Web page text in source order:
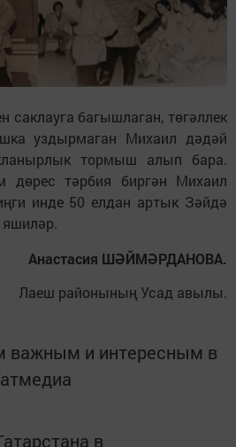
саклауга багышлаган, төгәллек
уздырмаган Михаил дәдәй
тормыш алып бара.
дөрес тәрбия биргән Михаил
инде 50 елдан артык Зәйдә
яшиләр.
Анастасия ШӘЙМӘРДАНОВА.
Лаеш районының Усад авылы.
важным и интересным в
в